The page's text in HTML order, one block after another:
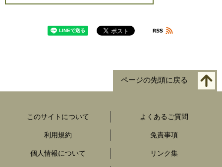
ページの先頭に戻る
このサイトについて よくあるご質問
利用規約 免責事項
個人情報について リンク集